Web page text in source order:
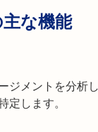
な機能
ジメントを分析
します。